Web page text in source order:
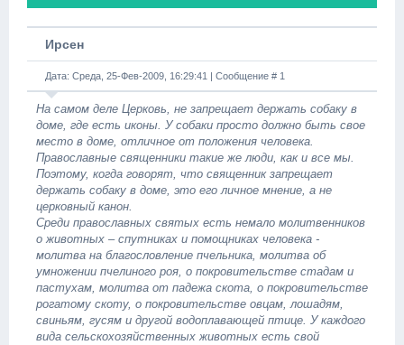
Ирсен
Дата: Среда, 25-Фев-2009, 16:29:41 | Сообщение # 1
На самом деле Церковь, не запрещает держать собаку в
доме, где есть иконы. У собаки просто должно быть свое
место в доме, отличное от положения человека.
Православные священники такие же люди, как и все мы.
Поэтому, когда говорят, что священник запрещает
держать собаку в доме, это его личное мнение, а не
церковный канон.
Среди православных святых есть немало молитвенников
о животных – спутниках и помощниках человека -
молитва на благословление пчельника, молитва об
умножении пчелиного роя, о покровительстве стадам и
пастухам, молитва от падежа скота, о покровительстве
рогатому скоту, о покровительстве овцам, лошадям,
свиньям, гусям и другой водоплавающей птице. У каждого
вида сельскохозяйственных животных есть свой